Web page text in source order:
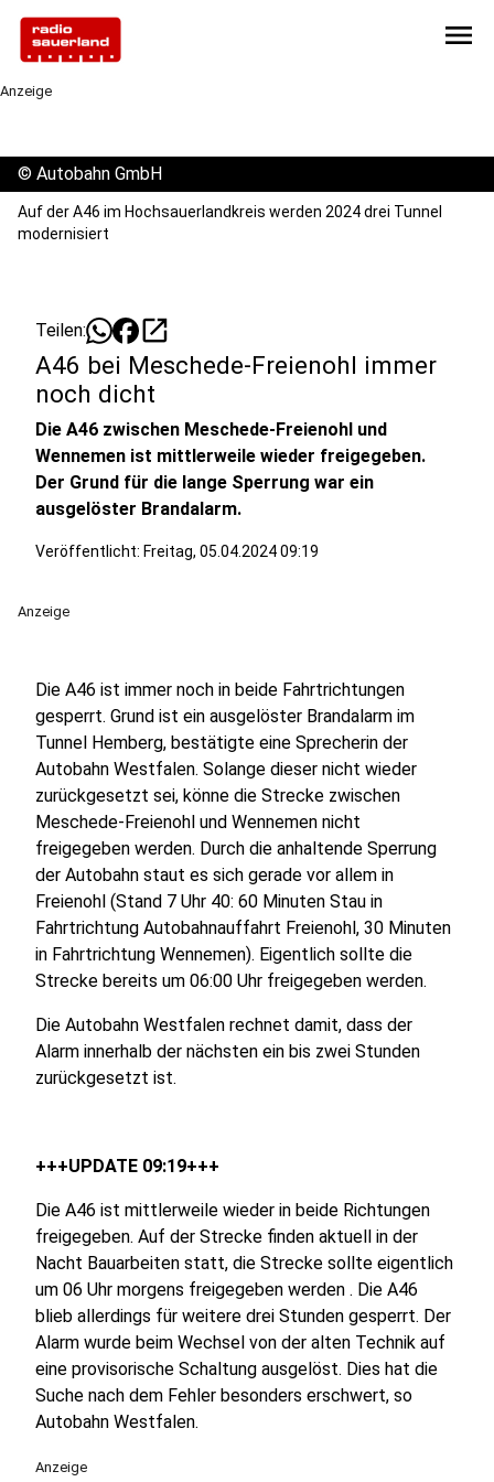
menu
Anzeige
© Autobahn GmbH
Auf der A46 im Hochsauerlandkreis werden 2024 drei Tunnel
modernisiert
Teilen: open_in_new
A46 bei Meschede-Freienohl immer
noch dicht
Die A46 zwischen Meschede-Freienohl und
Wennemen ist mittlerweile wieder freigegeben.
Der Grund für die lange Sperrung war ein
ausgelöster Brandalarm.
Veröffentlicht: Freitag, 05.04.2024 09:19
Anzeige
Die A46 ist immer noch in beide Fahrtrichtungen
gesperrt. Grund ist ein ausgelöster Brandalarm im
Tunnel Hemberg, bestätigte eine Sprecherin der
Autobahn Westfalen. Solange dieser nicht wieder
zurückgesetzt sei, könne die Strecke zwischen
Meschede-Freienohl und Wennemen nicht
freigegeben werden. Durch die anhaltende Sperrung
der Autobahn staut es sich gerade vor allem in
Freienohl (Stand 7 Uhr 40: 60 Minuten Stau in
Fahrtrichtung Autobahnauffahrt Freienohl, 30 Minuten
in Fahrtrichtung Wennemen). Eigentlich sollte die
Strecke bereits um 06:00 Uhr freigegeben werden.
Die Autobahn Westfalen rechnet damit, dass der
Alarm innerhalb der nächsten ein bis zwei Stunden
zurückgesetzt ist.
+++UPDATE 09:19+++
Die A46 ist mittlerweile wieder in beide Richtungen
freigegeben. Auf der Strecke finden aktuell in der
Nacht Bauarbeiten statt, die Strecke sollte eigentlich
um 06 Uhr morgens freigegeben werden . Die A46
blieb allerdings für weitere drei Stunden gesperrt. Der
Alarm wurde beim Wechsel von der alten Technik auf
eine provisorische Schaltung ausgelöst. Dies hat die
Suche nach dem Fehler besonders erschwert, so
Autobahn Westfalen.
Anzeige